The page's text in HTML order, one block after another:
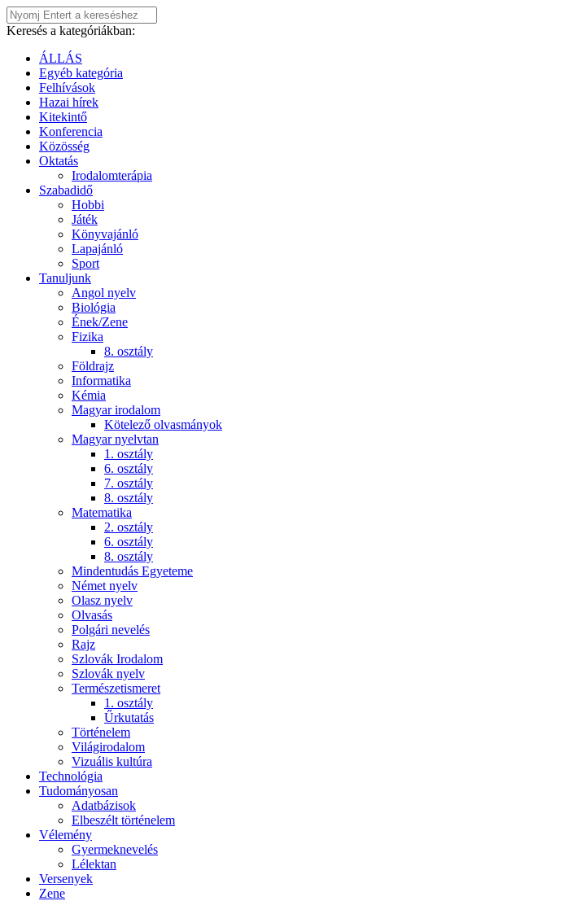
Keresés a kategóriákban:
ÁLLÁS
Egyéb kategória
Felhívások
Hazai hírek
Kitekintő
Konferencia
Közösség
Oktatás
Irodalomterápia
Szabadidő
Hobbi
Játék
Könyvajánló
Lapajánló
Sport
Tanuljunk
Angol nyelv
Biológia
Ének/Zene
Fizika
8. osztály
Földrajz
Informatika
Kémia
Magyar irodalom
Kötelező olvasmányok
Magyar nyelvtan
1. osztály
6. osztály
7. osztály
8. osztály
Matematika
2. osztály
6. osztály
8. osztály
Mindentudás Egyeteme
Német nyelv
Olasz nyelv
Olvasás
Polgári nevelés
Rajz
Szlovák Irodalom
Szlovák nyelv
Természetismeret
1. osztály
Űrkutatás
Történelem
Világirodalom
Vizuális kultúra
Technológia
Tudományosan
Adatbázisok
Elbeszélt történelem
Vélemény
Gyermeknevelés
Lélektan
Versenyek
Zene